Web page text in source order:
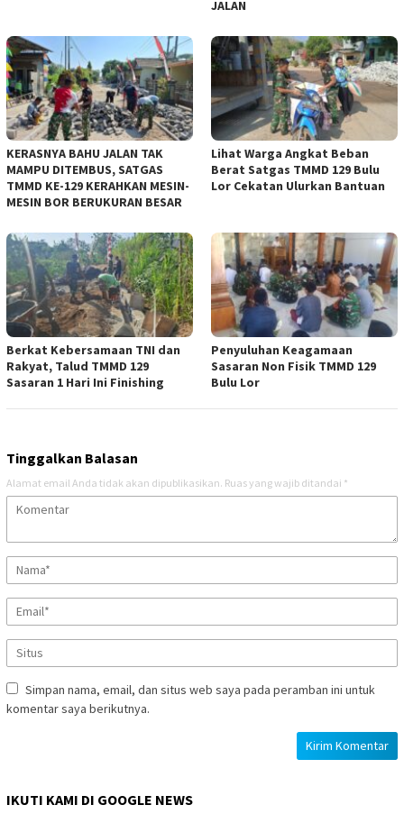
JALAN
KERASNYA BAHU JALAN TAK
MAMPU DITEMBUS, SATGAS
TMMD KE-129 KERAHKAN MESIN-
MESIN BOR BERUKURAN BESAR
Lihat Warga Angkat Beban
Berat Satgas TMMD 129 Bulu
Lor Cekatan Ulurkan Bantuan
Berkat Kebersamaan TNI dan
Rakyat, Talud TMMD 129
Sasaran 1 Hari Ini Finishing
Penyuluhan Keagamaan
Sasaran Non Fisik TMMD 129
Bulu Lor
Tinggalkan Balasan
Alamat email Anda tidak akan dipublikasikan. Ruas yang wajib ditandai *
Simpan nama, email, dan situs web saya pada peramban ini untuk
komentar saya berikutnya.
IKUTI KAMI DI GOOGLE NEWS